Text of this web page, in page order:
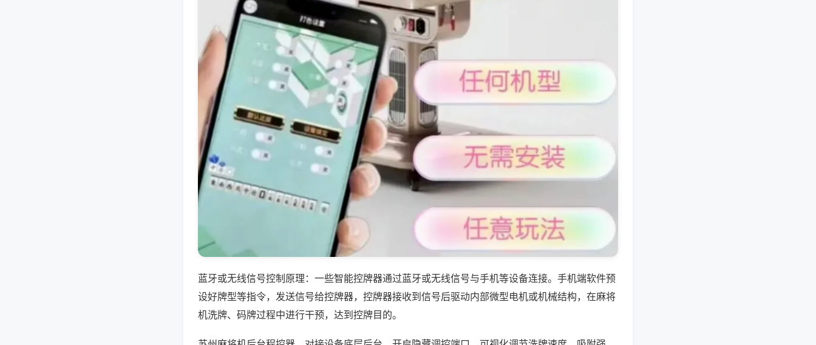
蓝牙或无线信号控制原理：一些智能控牌器通过蓝牙或无线信号与手机等设备连接。手机端软件预
设好牌型等指令，发送信号给控牌器，控牌器接收到信号后驱动内部微型电机或机械结构，在麻将
机洗牌、码牌过程中进行干预，达到控牌目的。